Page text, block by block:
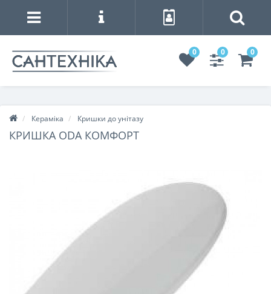
0 0 0
Кераміка Кришки до унітазу
КРИШКА ODA КОМФОРТ